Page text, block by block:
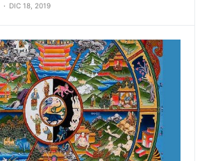
DIC 18, 2019